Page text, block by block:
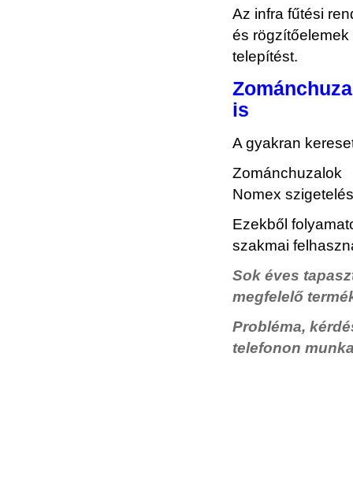
Az infra fűtési
és
telepítést.
is
A gyakran
Zománchuzalok
Nomex
Ezekből
szakmai
Sok éves
megfelelő
Probléma,
telefonon